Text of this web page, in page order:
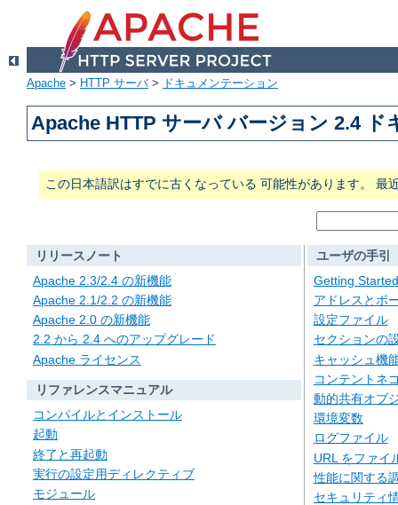
Apache > HTTP サーバ> ドキュメンテーション
Apache HTTP サーバ バージョン 2.4 ド
この日本語訳はすでに古くなっている 可能性があります。 最
リリースノート
Apache 2.3/2.4 の新機能
Apache 2.1/2.2 の新機能
Apache 2.0 の新機能
2.2 から 2.4 へのアップグレード
Apache ライセンス
リファレンスマニュアル
コンパイルとインストール
起動
終了と再起動
実行の設定用ディレクティブ
モジュール
ユーザの手引
Getting Started
アドレスとポ
設定ファイル
セクションの
キャッシュ機
コンテントネ
動的共有オブ
環境変数
ログファイル
URL をファイ
性能に関する
セキュリティ